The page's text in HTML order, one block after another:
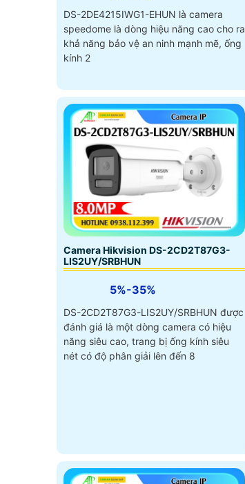
DS-2DE4215IWG1-EHUN là camera
speedome là dòng hiệu năng cao cho ra
khả năng bảo vệ an ninh mạnh mẽ, ống
kính 2
Camera Hikvision DS-2CD2T87G3-
LIS2UY/SRBHUN
5%-35%
DS-2CD2T87G3-LIS2UY/SRBHUN được
đánh giá là một dòng camera có hiệu
năng siêu cao, trang bị ống kính siêu
nét có độ phân giải lên đến 8